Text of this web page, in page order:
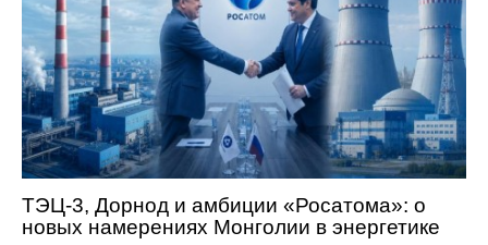
ТЭЦ-3, Дорнод и амбиции «Росатома»: о
новых намерениях Монголии в энергетике